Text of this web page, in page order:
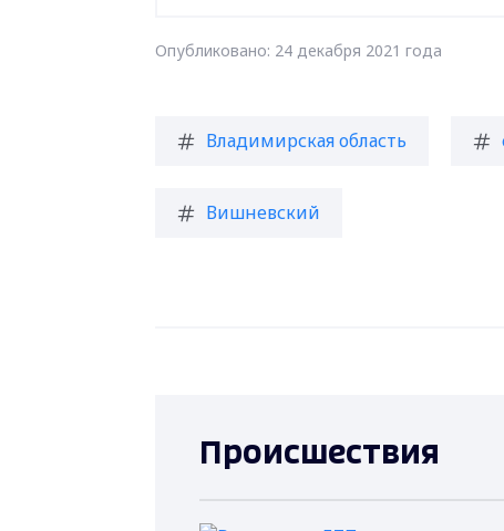
Опубликовано: 24 декабря 2021 года
Владимирская область
Вишневский
Происшествия